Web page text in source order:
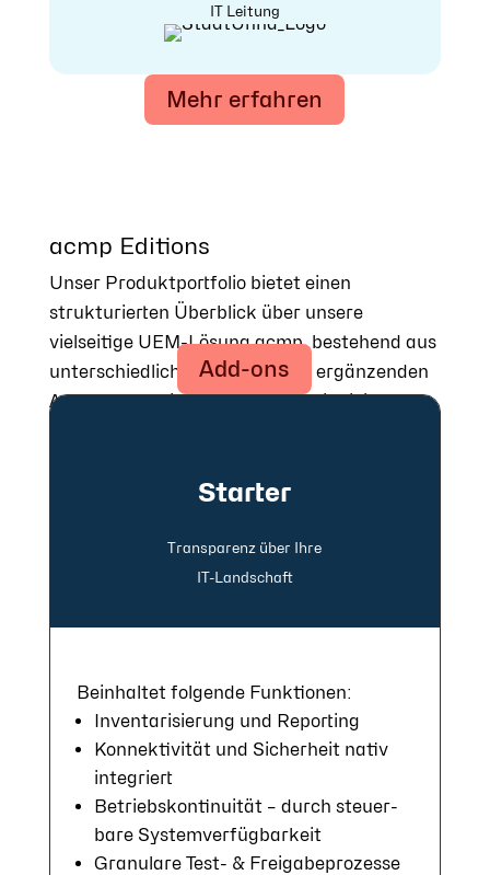
IT Leitung
Mehr erfahren
acmp Editions
Unser Produktportfolio bietet einen
strukturierten Überblick über unsere
vielseitige UEM-Lösung acmp, bestehend aus
unterschiedlichen Editions und ergänzenden
Add-ons. Damit können wir Ihre individuellen
Einsatzszenarien bereitstellen.
Add-ons
Starter
Transparenz über Ihre
IT-Land­schaft
Be­in­hal­tet fol­gen­de Funk­tio­nen:
In­ven­tari­sie­rung und Re­por­ting
Konnek­tivi­tät und Si­cher­heit na­tiv
in­te­griert
Betriebs­konti­nui­tät – durch steuer­
bare Sys­tem­ver­füg­bar­keit
Gra­nu­lare Test- & Frei­ga­be­pro­zes­se